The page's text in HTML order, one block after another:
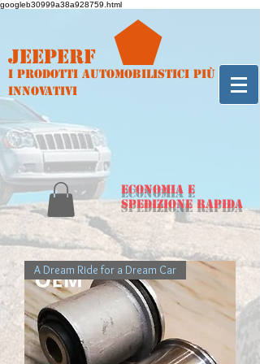
googleb30999a38a928759.html
Jeeperf
I prodotti automobilistici più
innovativi
ECONOMIA e
spedizione rapida
A Dream Ride for a Dream Car